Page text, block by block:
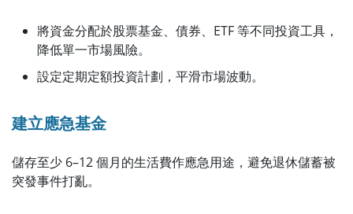
將資金分配於股票基金、債券、ETF 等不同投資工具，
降低單一市場風險。
設定定期定額投資計劃，平滑市場波動。
建立應急基金
儲存至少 6–12 個月的生活費作應急用途，避免退休儲蓄被
突發事件打亂。